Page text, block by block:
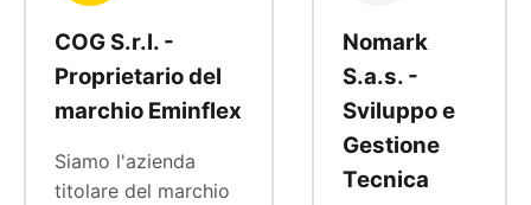
COG S.r.l. -
Proprietario del
marchio Eminflex
Siamo l'azienda
titolare del marchio
Nomark
S.a.s. -
Sviluppo e
Gestione
Tecnica